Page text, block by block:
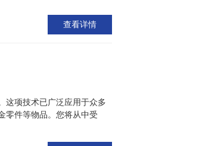
查看详情
这项技术已广泛应用于众多
零件等物品。您将从中受